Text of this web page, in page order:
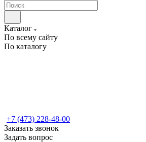
Каталог
По всему сайту
По каталогу
+7 (473) 228-48-00
Заказать звонок
Задать вопрос